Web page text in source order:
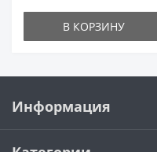
В КОРЗИНУ
Информация